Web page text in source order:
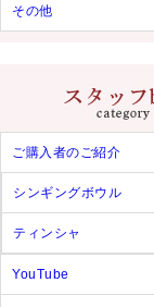
その他
ご購入者のご紹介
シンギングボウル
ティンシャ
YouTube